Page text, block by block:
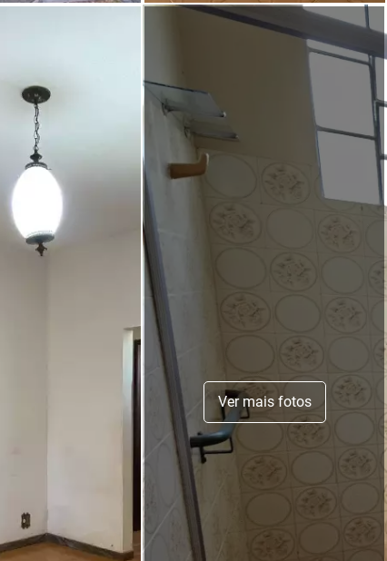
Ver mais fotos